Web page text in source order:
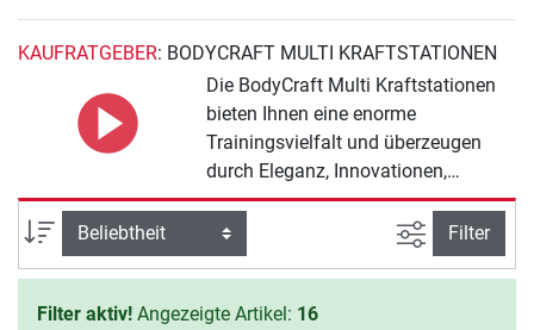
KAUFRATGEBER: BODYCRAFT MULTI KRAFTSTATIONEN
Die BodyCraft Multi Kraftstationen
bieten Ihnen eine enorme
Trainingsvielfalt und überzeugen
durch Eleganz, Innovationen,
Multifunktionalität und
Beständigkeit. Besonders
hervorzuheben ist das Spitzenmodell
aus der BodyCraft Platinum Serie:
die Kraftstation Elite Graphite. Diese
Sortierung Ansicht
Filter
Filter aktiv! Angezeigte Artikel: 16